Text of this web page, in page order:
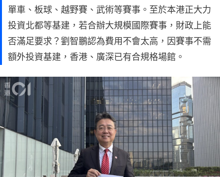
單車、板球、越野賽、武術等賽事。至於本港正大力
投資北都等基建，若合辦大規模國際賽事，財政上能
否滿足要求？劉智鵬認為費用不會太高，因賽事不需
額外投資基建，香港、廣深已有合規格場館。